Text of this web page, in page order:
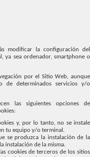
modificar la configuración del
ya sea ordenador, smartphone o
por el Sitio Web, aunque
de determinados servicios y/o
las siguientes opciones de
y, por lo tanto, no se instale
tu equipo y/o terminal.
se produzca la instalación de la
instalación de la misma.
cookies de terceros de los sitios